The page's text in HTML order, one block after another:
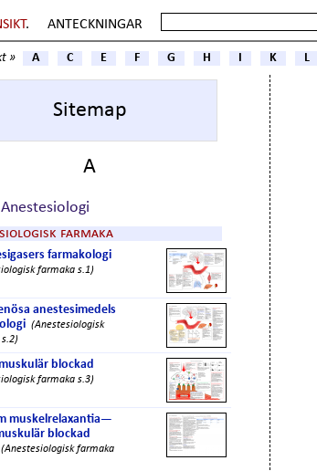
. ANTECKNINGAR
» A C E F G H I K L
Sitemap
A
Anestesiologi
farmaka
farmakologi
farmaka s.1)
anestesimedels
(Anestesiologisk
blockad
farmaka s.3)
muskelrelaxantia—
blockad
(Anestesiologisk farmaka